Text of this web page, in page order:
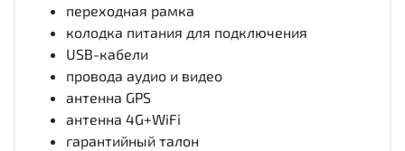
переходная рамка
колодка питания для подключения
USB-кабели
провода аудио и видео
антенна GPS
антенна 4G+WiFi
гарантийный талон